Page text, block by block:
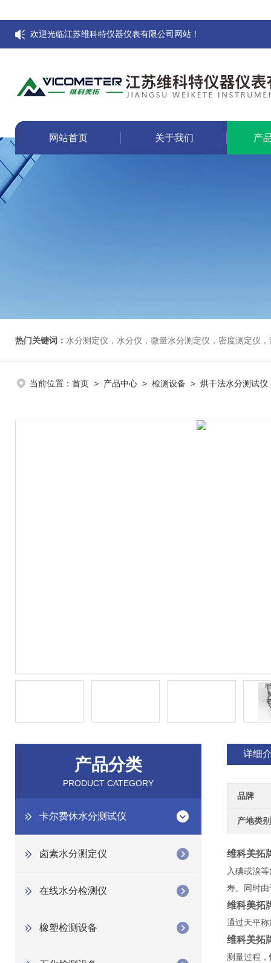
欢迎光临江苏维科特仪器仪表有限公司网站！
网站首页 关于我们 产
热门关键词： 水分测定仪，水分仪，微量水分测定仪，密度测定仪
当前位置： 首页 > 产品中心 > 检测设备 > 烘干法水分测试仪
产品分类
PRODUCT CATEGORY
卡尔费休水分测试仪
卤素水分测定仪
在线水分检测仪
橡塑检测设备
详细
品牌
产地类别
维科美拓
入碘或溴
寿。同时
维科美拓
通过天平
维科美拓
测量过程